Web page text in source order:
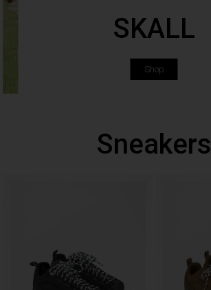
SKALL
Shop
Sneakers